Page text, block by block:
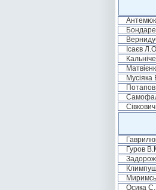
Ісаєв
Мусіяка
Потапов
Гуров
Осика